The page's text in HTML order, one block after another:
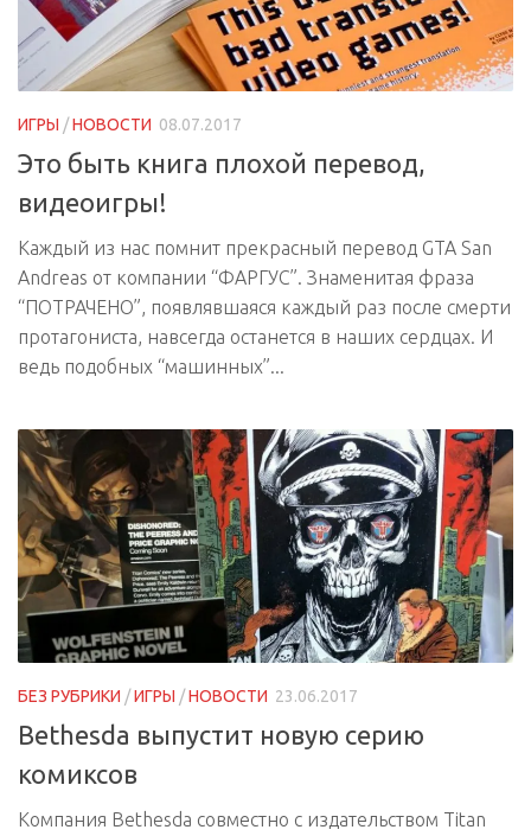
ИГРЫ /НОВОСТИ 08.07.2017
Это быть книга плохой перевод,
видеоигры!
Каждый из нас помнит прекрасный перевод GTA San
Andreas от компании “ФАРГУС”. Знаменитая фраза
“ПОТРАЧЕНО”, появлявшаяся каждый раз после смерти
протагониста, навсегда останется в наших сердцах. И
ведь подобных “машинных”...
БЕЗ РУБРИКИ /ИГРЫ /НОВОСТИ 23.06.2017
Bethesda выпустит новую серию
комиксов
Компания Bethesda совместно с издательством Titan